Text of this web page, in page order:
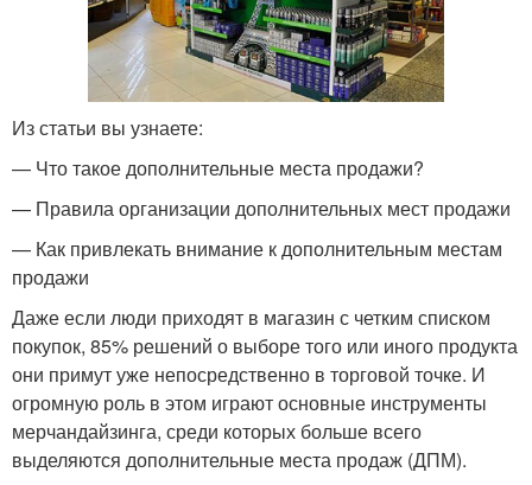
Из статьи вы узнаете:
— Что такое дополнительные места продажи?
— Правила организации дополнительных мест продажи
— Как привлекать внимание к дополнительным местам
продажи
Даже если люди приходят в магазин с четким списком
покупок, 85% решений о выборе того или иного продукта
они примут уже непосредственно в торговой точке. И
огромную роль в этом играют основные инструменты
мерчандайзинга, среди которых больше всего
выделяются дополнительные места продаж (ДПМ).